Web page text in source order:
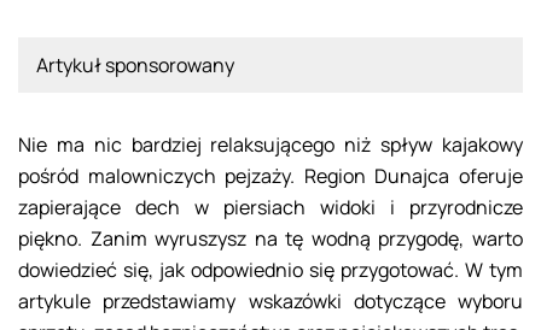
Artykuł sponsorowany
Nie ma nic bardziej relaksującego niż spływ kajakowy
pośród malowniczych pejzaży. Region Dunajca oferuje
zapierające dech w piersiach widoki i przyrodnicze
piękno. Zanim wyruszysz na tę wodną przygodę, warto
dowiedzieć się, jak odpowiednio się przygotować. W tym
artykule przedstawiamy wskazówki dotyczące wyboru